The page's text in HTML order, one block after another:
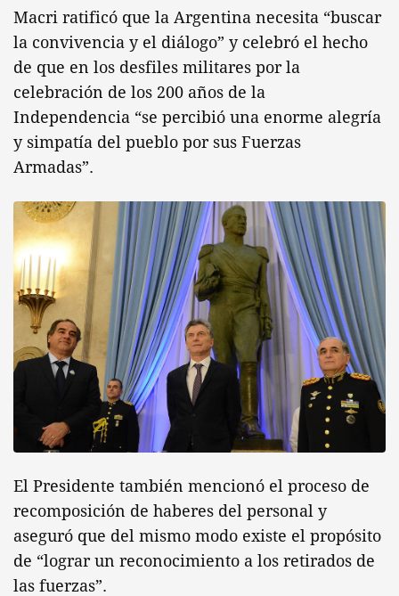
Macri ratificó que la Argentina necesita “buscar
la convivencia y el diálogo” y celebró el hecho
de que en los desfiles militares por la
celebración de los 200 años de la
Independencia “se percibió una enorme alegría
y simpatía del pueblo por sus Fuerzas
Armadas”.
El Presidente también mencionó el proceso de
recomposición de haberes del personal y
aseguró que del mismo modo existe el propósito
de “lograr un reconocimiento a los retirados de
las fuerzas”.